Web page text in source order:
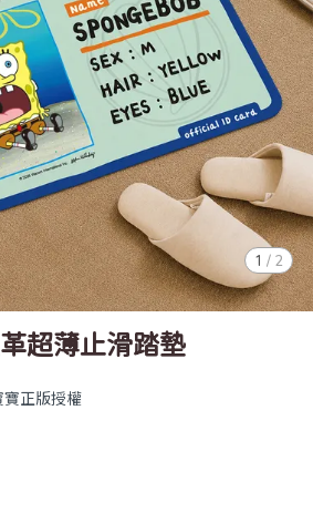
1 / 2
超薄止滑踏墊
正版授權